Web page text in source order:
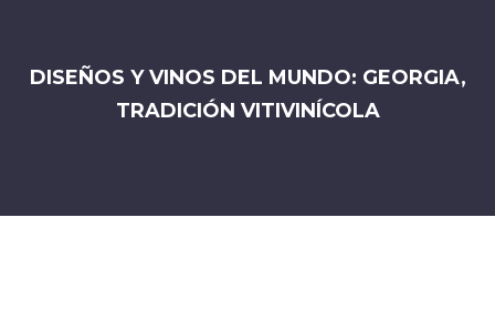
DISEÑOS Y VINOS DEL MUNDO: GEORGIA,
TRADICIÓN VITIVINÍCOLA